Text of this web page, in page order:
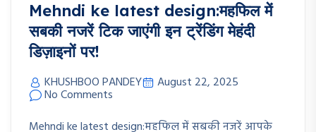
Mehndi ke latest design:महफिल में
सबकी नजरें टिक जाएंगी इन ट्रेंडिंग मेहंदी
डिज़ाइनों पर!
KHUSHBOO PANDEY August 22, 2025
No Comments
Mehndi ke latest design:महफिल में सबकी नजरें आपके